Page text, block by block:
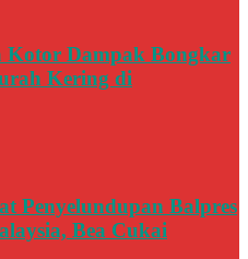
Kotor Dampak Bongkar
Kering di
Penyelundupan Balpres
Bea Cukai